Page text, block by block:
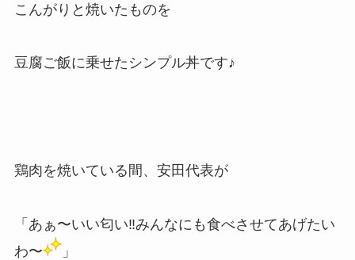
こんがりと焼いたものを
豆腐ご飯に乗せたシンプル丼です♪
鶏肉を焼いている間、安田代表が
「あぁ〜いい匂い‼みんなにも食べさせてあげたい
わ〜
」